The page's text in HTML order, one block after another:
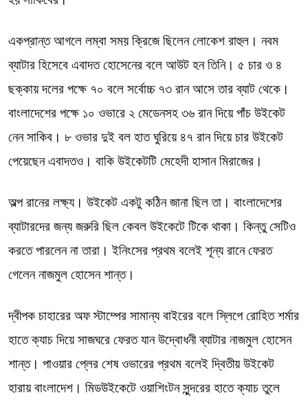
একপ্রান্ত আগলে লম্বা সময় ক্রিজে ছিলেন লোকেশ রাহুল। নবম
ব্যাটার হিসেবে এবাদত হোসেনের বলে আউট হন তিনি। ৫ চার ও ৪
ছক্কায় দলের পক্ষে ৭০ বলে সর্বোচ্চ ৭৩ রান আসে তার ব্যাট থেকে।
বাংলাদেশের পক্ষে ১০ ওভারে ২ মেডেনসহ ৩৬ রান দিয়ে পাঁচ উইকেট
নেন সাকিব। ৮ ওভার দুই বল হাত ঘুরিয়ে ৪৭ রান দিয়ে চার উইকেট
পেয়েছেন এবাদতও। বাকি উইকেটটি মেহেদী হাসান মিরাজের।
অল্প রানের লক্ষ্য। উইকেট একটু কঠিন জানা ছিল তা। বাংলাদেশের
ব্যাটারদের জন্য জরুরি ছিল কেবল উইকেটে টিকে থাকা। কিন্তু সেটিও
করতে পারলেন না তারা। ইনিংসের প্রথম বলেই শূন্য রানে ফেরত
গেলেন নাজমুল হোসেন শান্ত।
দ্বীপক চাহারের অফ স্টাম্পের সামান্য বাইরের বলে স্লিপে রোহিত শর্মার
হাতে ক্যাচ দিয়ে সাজঘরে ফেরত যান উদ্বোধনী ব্যাটার নাজমুল হোসেন
শান্ত। পাওয়ার প্লের শেষ ওভারের প্রথম বলেই দ্বিতীয় উইকেট
হারায় বাংলাদেশ। মিডউইকেটে ওয়াশিংটন সুন্দরের হাতে ক্যাচ তুলে